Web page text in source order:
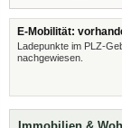
E-Mobilität:
Ladepunkte im PLZ-
nachgewiesen.